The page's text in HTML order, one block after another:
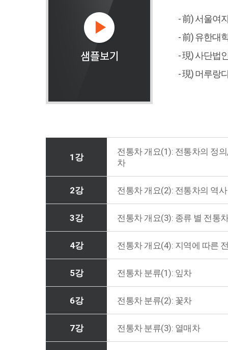
- 前) 서울여
- 前) 유한대
- 現) 사단법
- 現) 머루랑
1강
전통차 개요(1): 전통차의 정
차
2강 전통차 개요(2): 전통차의 역사
3강 전통차 개요(3): 종류 별 전통
4강 전통차 개요(4): 지역에 따른
5강 전통차 분류(1): 잎차
6강 전통차 분류(2): 꽃차
7강 전통차 분류(3): 열매차